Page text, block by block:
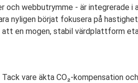
webbutrymme - är integrerade i
nyligen börjat fokusera på
en mogen, stabil värdplattform
vare äkta CO₂-kompensation